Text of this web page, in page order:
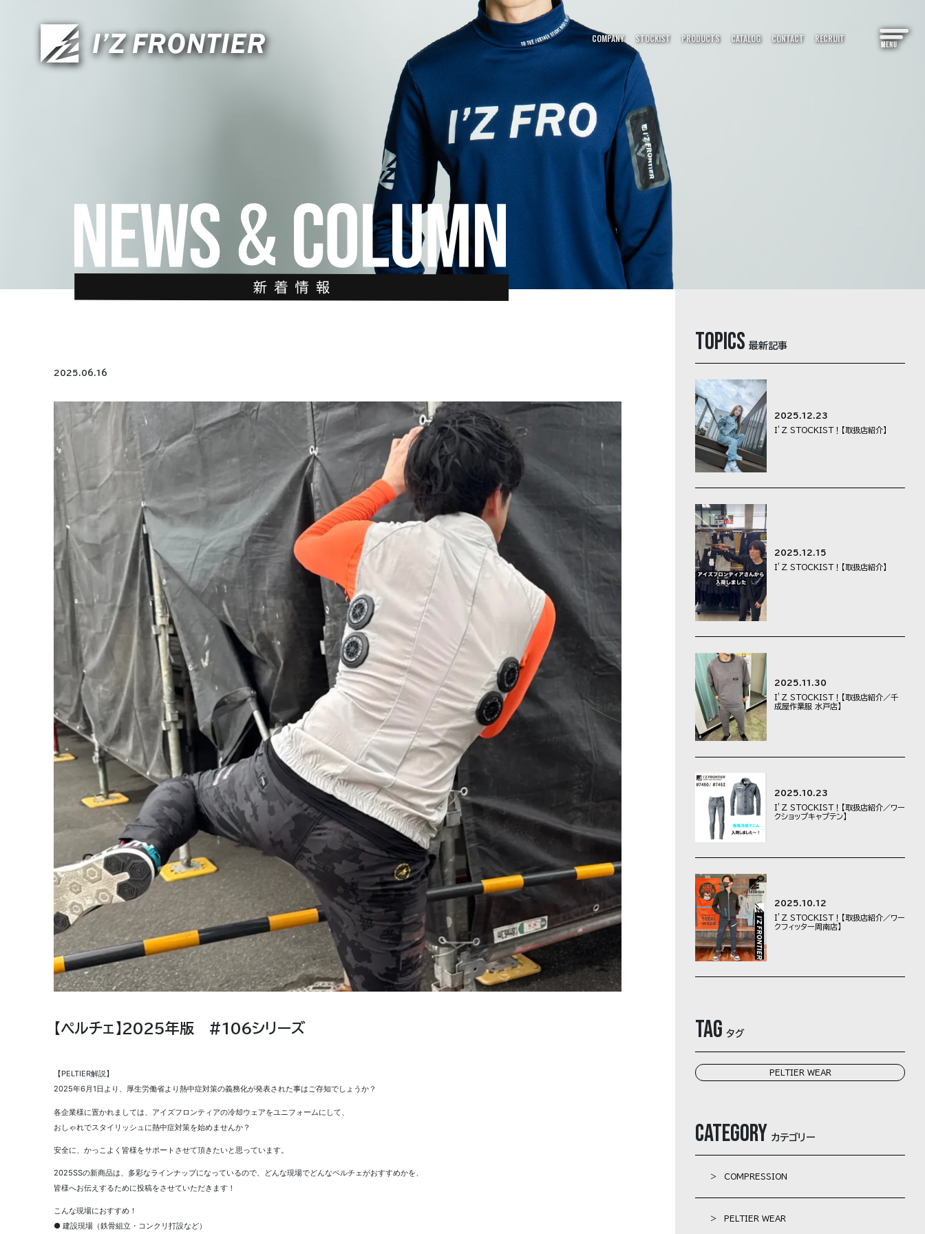
COMPANY STOCKIST PRODUCTS CATALOG CONTACT RECRUIT
CATALOG
カタログ
TOP
トップ
ABOUT US
私たちについて
商品
RECRUIT
MOVIE
動画一覧
CATALOG
お問い合わせ
PELTIER DEVICE
ペルチェ特設ページ
NEWS＆COLUMN
新着情報
SITE MAP
サイトマップ
2025.06.16
【ペルチェ】2025年版 #106シリーズ
【PELTIER解説】
2025年6月1日より、厚生労働省より熱中症対策の義務化が発表された事はご存知でしょうか？
各企業様に置かれましては、アイズフロンティアの冷却ウェアをユニフォームにして、
おしゃれでスタイリッシュに熱中症対策を始めませんか？
安全に、かっこよく皆様をサポートさせて頂きたいと思っています。
2025SSの新商品は、多彩なラインナップになっているので、どんな現場でどんなペルチェがおすすめかを、
皆様へお伝えするために投稿をさせていただきます！
こんな現場におすすめ！
● 建設現場（鉄骨組立・コンクリ打設など）
topics 最新記事
2025.12.23
I’Z STOCKIST！【取扱店紹介】
2025.12.15
I’Z STOCKIST！【取扱店紹介】
2025.11.30
I’Z STOCKIST！【取扱店紹介／千
成屋作業服 水戸店】
2025.10.23
I’Z STOCKIST！【取扱店紹介／ワー
クショップキャプテン】
2025.10.12
I’Z STOCKIST！【取扱店紹介／ワー
クフィッター周南店】
Tag タグ
PELTIER WEAR
Category カテゴリー
> COMPRESSION
> PELTIER WEAR